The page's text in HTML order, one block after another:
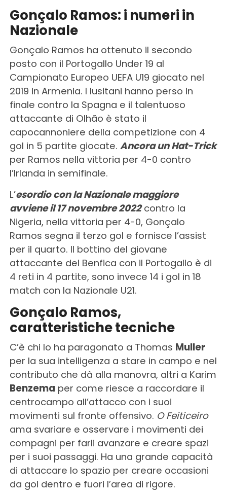
Gonçalo Ramos: i numeri in
Nazionale
Gonçalo Ramos ha ottenuto il secondo
posto con il Portogallo Under 19 al
Campionato Europeo UEFA U19 giocato nel
2019 in Armenia. I lusitani hanno perso in
finale contro la Spagna e il talentuoso
attaccante di Olhão è stato il
capocannoniere della competizione con 4
gol in 5 partite giocate. Ancora un Hat-Trick
per Ramos nella vittoria per 4-0 contro
l’Irlanda in semifinale.
L’esordio con la Nazionale maggiore
avviene il 17 novembre 2022contro la
Nigeria, nella vittoria per 4-0, Gonçalo
Ramos segna il terzo gol e fornisce l’assist
per il quarto. Il bottino del giovane
attaccante del Benfica con il Portogallo è di
4 reti in 4 partite, sono invece 14 i gol in 18
match con la Nazionale U21.
Gonçalo Ramos,
caratteristiche tecniche
C’è chi lo ha paragonato a Thomas Muller
per la sua intelligenza a stare in campo e nel
contributo che dà alla manovra, altri a Karim
Benzema per come riesce a raccordare il
centrocampo all’attacco con i suoi
movimenti sul fronte offensivo. O Feiticeiro
ama svariare e osservare i movimenti dei
compagni per farli avanzare e creare spazi
per i suoi passaggi. Ha una grande capacità
di attaccare lo spazio per creare occasioni
da gol dentro e fuori l’area di rigore.